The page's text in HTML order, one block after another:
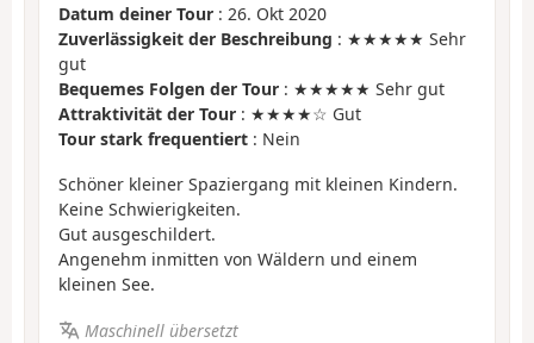
Datum deiner Tour : 26. Okt 2020
Zuverlässigkeit der Beschreibung : ★★★★★ Sehr
gut
Bequemes Folgen der Tour : ★★★★★ Sehr gut
Attraktivität der Tour : ★★★★☆ Gut
Tour stark frequentiert : Nein
Schöner kleiner Spaziergang mit kleinen Kindern.
Keine Schwierigkeiten.
Gut ausgeschildert.
Angenehm inmitten von Wäldern und einem
kleinen See.
Maschinell übersetzt